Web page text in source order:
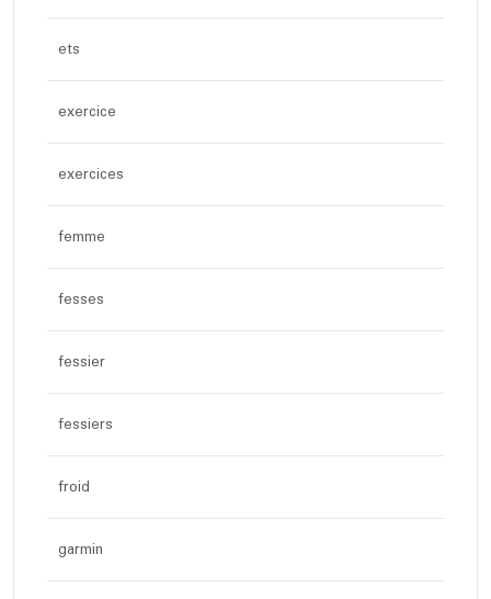
ets
exercice
exercices
femme
fesses
fessier
fessiers
froid
garmin